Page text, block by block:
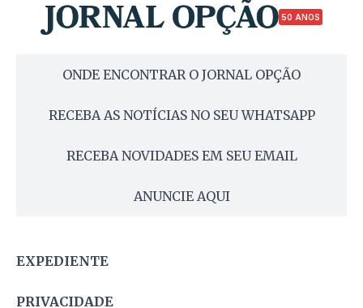
50 ANOS
ONDE ENCONTRAR O JORNAL OPÇÃO
RECEBA AS NOTÍCIAS NO SEU WHATSAPP
RECEBA NOVIDADES EM SEU EMAIL
ANUNCIE AQUI
EXPEDIENTE
PRIVACIDADE